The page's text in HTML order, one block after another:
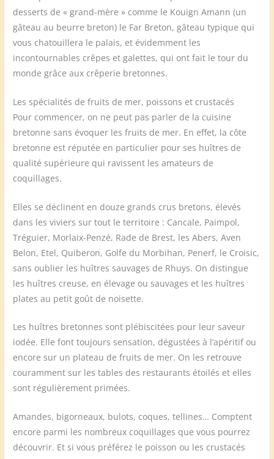
desserts de « grand-mère » comme le Kouign Amann (un
gâteau au beurre breton) le Far Breton, gâteau typique qui
vous chatouillera le palais, et évidemment les
incontournables crêpes et galettes, qui ont fait le tour du
monde grâce aux crêperie bretonnes.
Les spécialités de fruits de mer, poissons et crustacés
Pour commencer, on ne peut pas parler de la cuisine
bretonne sans évoquer les fruits de mer. En effet, la côte
bretonne est réputée en particulier pour ses huîtres de
qualité supérieure qui ravissent les amateurs de
coquillages.
Elles se déclinent en douze grands crus bretons, élevés
dans les viviers sur tout le territoire : Cancale, Paimpol,
Tréguier, Morlaix-Penzé, Rade de Brest, les Abers, Aven
Belon, Etel, Quiberon, Golfe du Morbihan, Penerf, le Croisic,
sans oublier les huîtres sauvages de Rhuys. On distingue
les huîtres creuse, en élevage ou sauvages et les huîtres
plates au petit goût de noisette.
Les huîtres bretonnes sont plébiscitées pour leur saveur
iodée. Elle font toujours sensation, dégustées à l’apéritif ou
encore sur un plateau de fruits de mer. On les retrouve
couramment sur les tables des restaurants étoilés et elles
sont régulièrement primées.
Amandes, bigorneaux, bulots, coques, tellines… Comptent
encore parmi les nombreux coquillages que vous pourrez
découvrir. Et si vous préférez le poisson ou les crustacés